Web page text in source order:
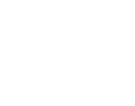
Justo a